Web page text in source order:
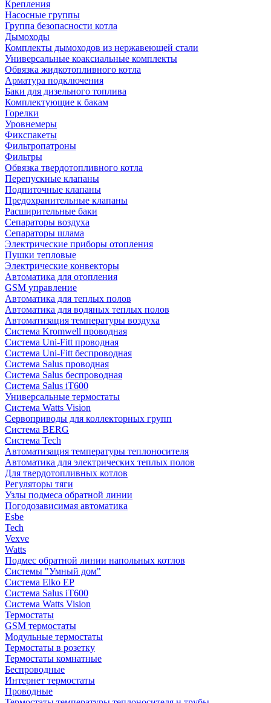
Крепления
Насосные группы
Группа безопасности котла
Дымоходы
Комплекты дымоходов из нержавеющей стали
Универсальные коаксиальные комплекты
Обвязка жидкотопливного котла
Арматура подключения
Баки для дизельного топлива
Комплектующие к бакам
Горелки
Уровнемеры
Фикспакеты
Фильтропатроны
Фильтры
Обвязка твердотопливного котла
Перепускные клапаны
Подпиточные клапаны
Предохранительные клапаны
Расширительные баки
Сепараторы воздуха
Сепараторы шлама
Электрические приборы отопления
Пушки тепловые
Электрические конвекторы
Автоматика для отопления
GSM управление
Автоматика для теплых полов
Автоматика для водяных теплых полов
Автоматизация температуры воздуха
Система Kromwell проводная
Система Uni-Fitt проводная
Система Uni-Fitt беспроводная
Система Salus проводная
Система Salus беспроводная
Система Salus iT600
Универсальные термостаты
Система Watts Vision
Сервоприводы для коллекторных групп
Система BERG
Система Tech
Автоматизация температуры теплоносителя
Автоматика для электрических теплых полов
Для твердотопливных котлов
Регуляторы тяги
Узлы подмеса обратной линии
Погодозависимая автоматика
Esbe
Tech
Vexve
Watts
Подмес обратной линии напольных котлов
Системы "Умный дом"
Система Elko EP
Система Salus iT600
Система Watts Vision
Термостаты
GSM термостаты
Модульные термостаты
Термостаты в розетку
Термостаты комнатные
Беспроводные
Интернет термостаты
Проводные